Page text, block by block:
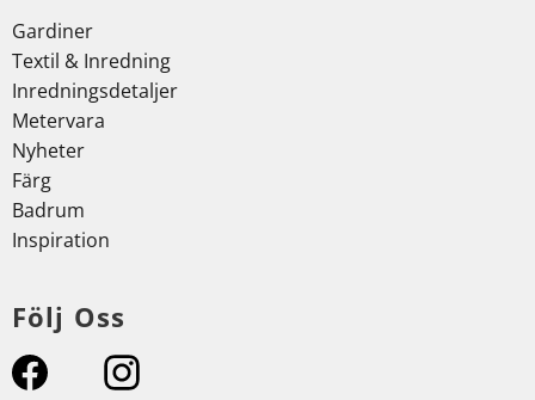
Gardiner
Textil & Inredning
Inredningsdetaljer
Metervara
Nyheter
Färg
Badrum
Inspiration
Följ Oss